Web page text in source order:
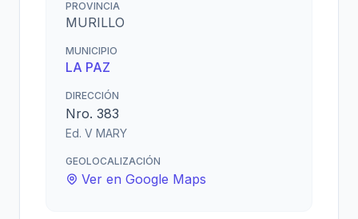
PROVINCIA
MURILLO
MUNICIPIO
LA PAZ
DIRECCIÓN
Nro. 383
Ed. V MARY
GEOLOCALIZACIÓN
Ver en Google Maps